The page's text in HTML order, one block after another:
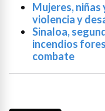
Mujeres,
violencia y
Sinaloa,
incendios
combate